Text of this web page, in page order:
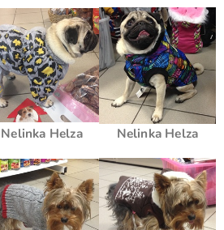
Nelinka Helza Nelinka Helza